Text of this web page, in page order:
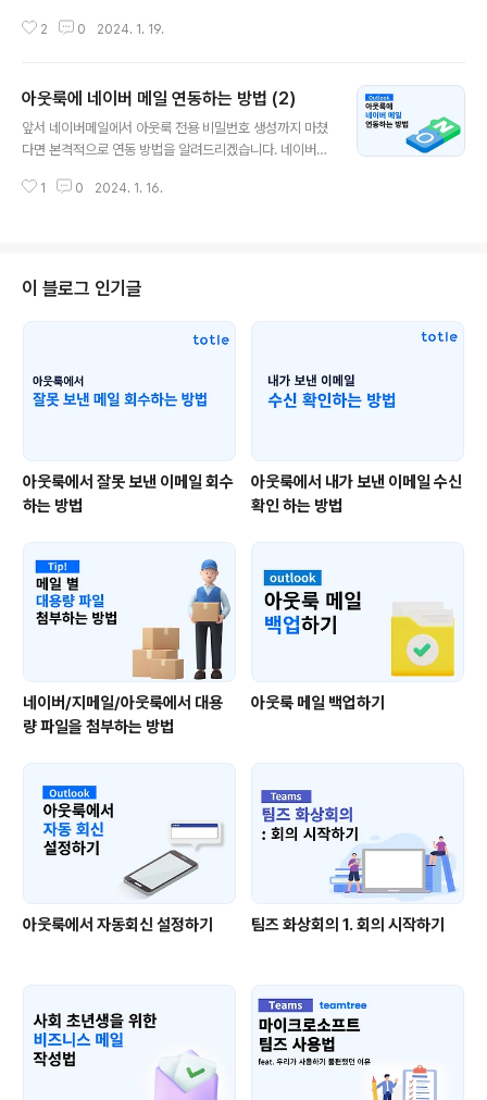
릭해 보겠습니다. 그러면 이렇게 가져오기/내보내기 마법
지 예측할 수 없어 사전에 알리기도 애매하고, 만약 휴가를
회신은 내가 미리 설정해놓은 문구를 지정된 사람에게 자
동으로 보내게 하는 것인데요. 아웃룩 이미지와 함께 쉽게
설명해들겠습니다. 아웃룩에서 자동 회신 설정하기 아웃룩
나는데, 계정 설정 바로 아래쪽에 위치한 자동 회신을 클릭
2 0 2024. 1. 19.
아웃룩에 네이버 메일 연동하는 방법 (2)
앞서 네이버메일에서 아웃룩 전용 비밀번호 생성까지 마쳤
다면 본격적으로 연동 방법을 알려드리겠습니다. 네이버에
이버 설정에서 POP3와 IMAP을 허용하는 작업을 처리해
아이콘을 클릭하면 나타나는 환경 설정 페이지에서 상단
메뉴 중 POP3/IMAP 설정을 클릭해주세요. 1. POP3로
정할 수 있는 화면이 자동으로 나타납니다. POP3로 연결
용함 체크박스를 클릭해주세요...
1 0 2024. 1. 16.
이 블로그 인기글
아웃룩에서 잘못 보낸 이메일 회수
하는 방법
아웃룩에서 내가 보낸 이메일 수신
확인 하는 방법
네이버/지메일/아웃룩에서 대용
량 파일을 첨부하는 방법
아웃룩 메일 백업하기
아웃룩에서 자동회신 설정하기 팀즈 화상회의 1. 회의 시작하기